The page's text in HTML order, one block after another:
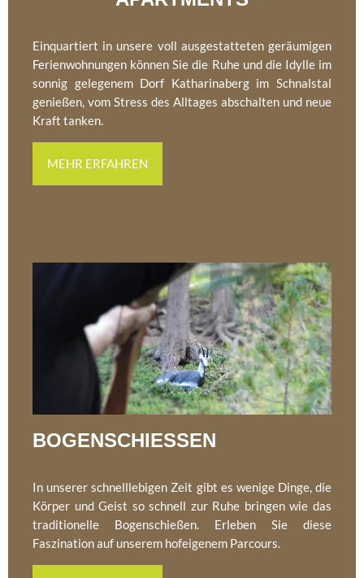
Einquartiert in unsere voll ausgestatteten geräumigen
Ferienwohnungen können Sie die Ruhe und die Idylle im
sonnig gelegenem Dorf Katharinaberg im Schnalstal
genießen, vom Stress des Alltages abschalten und neue
Kraft tanken.
MEHR ERFAHREN
BOGENSCHIESSEN
In unserer schnelllebigen Zeit gibt es wenige Dinge, die
Körper und Geist so schnell zur Ruhe bringen wie das
traditionelle Bogenschießen. Erleben Sie diese
Faszination auf unserem hofeigenem Parcours.